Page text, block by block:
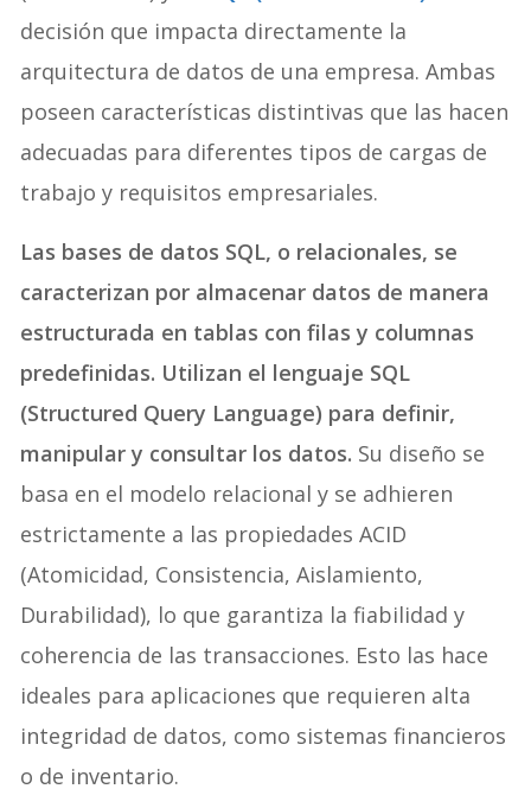
decisión que impacta directamente la
arquitectura de datos de una empresa. Ambas
poseen características distintivas que las hacen
adecuadas para diferentes tipos de cargas de
trabajo y requisitos empresariales.
Las bases de datos SQL, o relacionales, se
caracterizan por almacenar datos de manera
estructurada en tablas con filas y columnas
predefinidas. Utilizan el lenguaje SQL
(Structured Query Language) para definir,
manipular y consultar los datos. Su diseño se
basa en el modelo relacional y se adhieren
estrictamente a las propiedades ACID
(Atomicidad, Consistencia, Aislamiento,
Durabilidad), lo que garantiza la fiabilidad y
coherencia de las transacciones. Esto las hace
ideales para aplicaciones que requieren alta
integridad de datos, como sistemas financieros
o de inventario.